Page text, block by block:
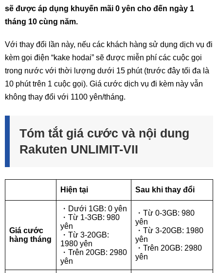
sẽ được áp dụng khuyến mãi 0 yên cho đến ngày 1
tháng 10 cùng năm.
Với thay đổi lần này, nếu các khách hàng sử dụng dịch vụ đi
kèm gọi điện “kake hodai” sẽ được miễn phí các cuộc gọi
trong nước với thời lượng dưới 15 phút (trước đây tối đa là
10 phút trên 1 cuộc gọi). Giá cước dịch vụ đi kèm này vẫn
không thay đổi với 1100 yên/tháng.
Tóm tắt giá cước và nội dung
Rakuten UNLIMIT-VII
Hiện tại Sau khi thay đổi
Giá cước
hàng tháng
・Dưới 1GB: 0 yên
・Từ 1-3GB: 980
yên
・Từ 3-20GB:
1980 yên
・Trên 20GB: 2980
yên
・Từ 0-3GB: 980
yên
・Từ 3-20GB: 1980
yên
・Trên 20GB: 2980
yên